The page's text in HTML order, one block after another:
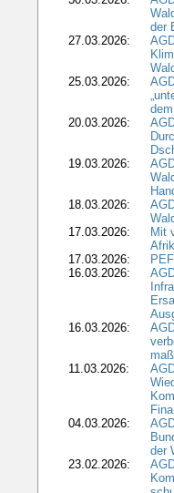
der
27.03.2026:
25.03.2026:
20.03.2026:
19.03.2026:
18.03.2026:
17.03.2026:
Mit
17.03.2026:
16.03.2026:
16.03.2026:
11.03.2026:
04.03.2026:
der
23.02.2026: